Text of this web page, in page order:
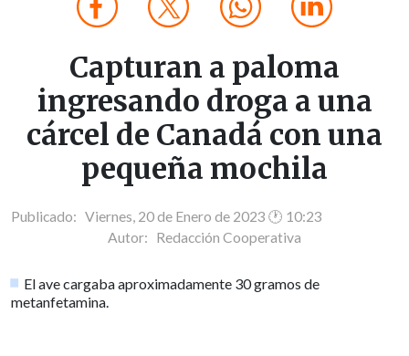
Capturan a paloma
ingresando droga a una
cárcel de Canadá con una
pequeña mochila
Publicado: Viernes, 20 de Enero de 2023 🕐 10:23
Autor: Redacción Cooperativa
El ave cargaba aproximadamente 30 gramos de
metanfetamina.